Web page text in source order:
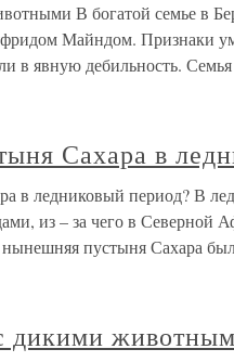
В богатой семье в
Майндом. Признаки
в явную дебильность.
Сахара в
в ледниковый период? В
из – за чего в Северной
пустыня Сахара
дикими